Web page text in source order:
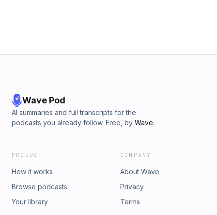
Wave Pod
AI summaries and full transcripts for the
podcasts you already follow. Free, by Wave.
PRODUCT
How it works
Browse podcasts
Your library
COMPANY
About Wave
Privacy
Terms